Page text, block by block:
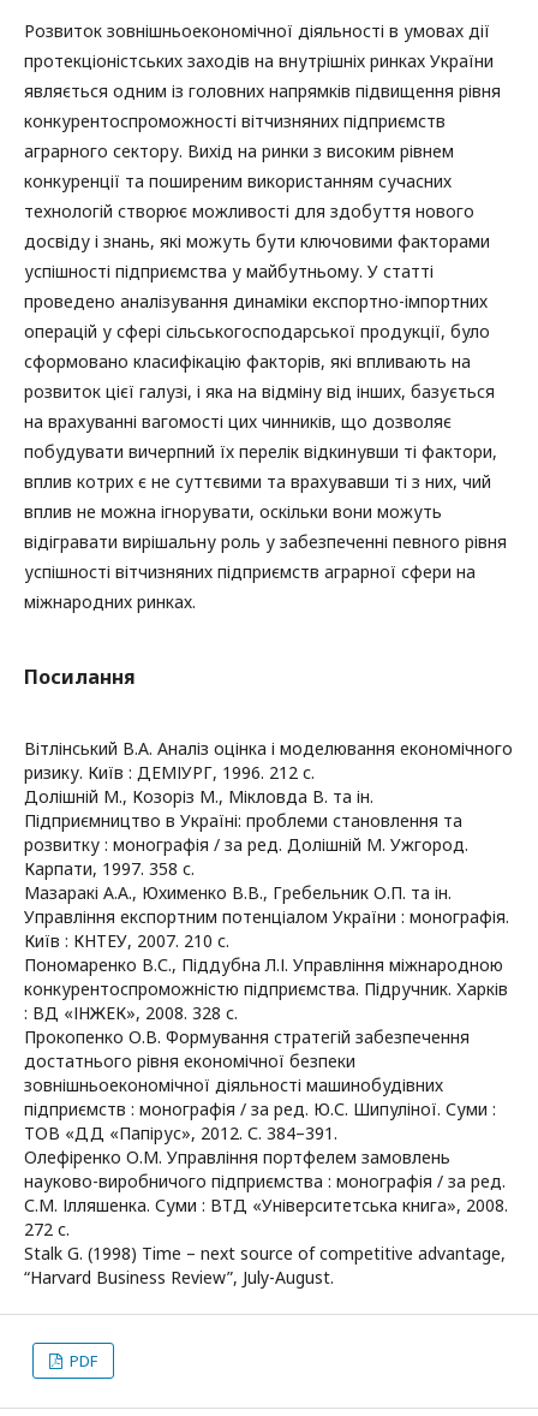
Розвиток зовнішньоекономічної діяльності в умовах дії
протекціоністських заходів на внутрішніх ринках України
являється одним із головних напрямків підвищення рівня
конкурентоспроможності вітчизняних підприємств
аграрного сектору. Вихід на ринки з високим рівнем
конкуренції та поширеним використанням сучасних
технологій створює можливості для здобуття нового
досвіду і знань, які можуть бути ключовими факторами
успішності підприємства у майбутньому. У статті
проведено аналізування динаміки експортно-імпортних
операцій у сфері сільськогосподарської продукції, було
сформовано класифікацію факторів, які впливають на
розвиток цієї галузі, і яка на відміну від інших, базується
на врахуванні вагомості цих чинників, що дозволяє
побудувати вичерпний їх перелік відкинувши ті фактори,
вплив котрих є не суттєвими та врахувавши ті з них, чий
вплив не можна ігнорувати, оскільки вони можуть
відігравати вирішальну роль у забезпеченні певного рівня
успішності вітчизняних підприємств аграрної сфери на
міжнародних ринках.
Посилання
Вітлінський В.А. Аналіз оцінка і моделювання економічного
ризику. Київ : ДЕМІУРГ, 1996. 212 с.
Долішній М., Козоріз М., Мікловда В. та ін.
Підприємництво в Україні: проблеми становлення та
розвитку : монографія / за ред. Долішній М. Ужгород.
Карпати, 1997. 358 с.
Мазаракі А.А., Юхименко В.В., Гребельник О.П. та ін.
Управління експортним потенціалом України : монографія.
Київ : КНТЕУ, 2007. 210 с.
Пономаренко В.С., Піддубна Л.І. Управління міжнародною
конкурентоспроможністю підприємства. Підручник. Харків
: ВД «ІНЖЕК», 2008. 328 с.
Прокопенко О.В. Формування стратегій забезпечення
достатнього рівня економічної безпеки
зовнішньоекономічної діяльності машинобудівних
підприємств : монографія / за ред. Ю.С. Шипуліної. Суми :
ТОВ «ДД «Папірус», 2012. С. 384–391.
Олефіренко О.М. Управління портфелем замовлень
науково-виробничого підприємства : монографія / за ред.
С.М. Ілляшенка. Суми : ВТД «Університетська книга», 2008.
272 с.
Stalk G. (1998) Time – next source of competitive advantage,
“Harvard Business Review”, July-August.
PDF